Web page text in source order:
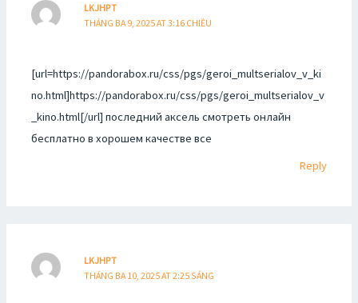
LKJHPT
THÁNG BA 9, 2025 AT 3:16 CHIỀU
[url=https://pandorabox.ru/css/pgs/geroi_multserialov_v_ki
no.html]https://pandorabox.ru/css/pgs/geroi_multserialov_v
_kino.html[/url] последний аксель смотреть онлайн
бесплатно в хорошем качестве все
Reply
LKJHPT
THÁNG BA 10, 2025 AT 2:25 SÁNG